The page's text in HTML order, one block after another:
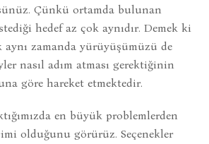
Çünkü ortamda bulunan
hedef az çok aynıdır. Demek ki
zamanda yürüyüşümüzü de
nasıl adım atması gerektiğinin
göre hareket etmektedir.
en büyük problemlerden
olduğunu görürüz. Seçenekler